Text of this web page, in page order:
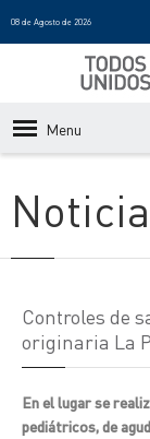
08 de Agosto de 2026
Menu
Controles de
originaria La
En el lugar se
pediátricos, de